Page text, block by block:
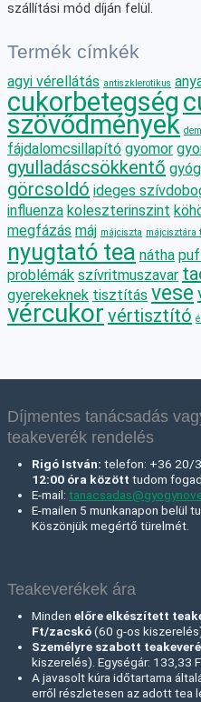
szállítási mód díján felül.
Termék címkék
agyi vérellátás antiszklerotikus
cukorbetegség
szövődmények
fájdalomcsillapító gyomor
gyulladáscsökkentő
görcsoldó ideges
influenza koleszterinszint
megfázás máj májciszta májcisztára
nyugtató tea nátha
problémák szívritmuszavar
gyerekeknek tisztítás vese
vércukor vértisztító
Díjmentes tanácsadás
teakeverék rendelés
Rigó István:telefon: +36 20/
12:00 óra között tudom
E-mail:
E-mailen 5 munkanapon belül
Köszönjük megértő türelmét.
Teakeverékek ára
Mindenelőre elkészített
Ft/zacskó(60 g-os
Személyre szabott
kiszerelés). Egységár: 133,33
A javasolt kúra időtartama
erről részletesen az adott tea